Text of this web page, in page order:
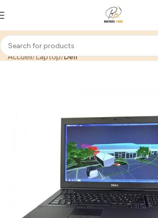
Accueil Laptop Dell